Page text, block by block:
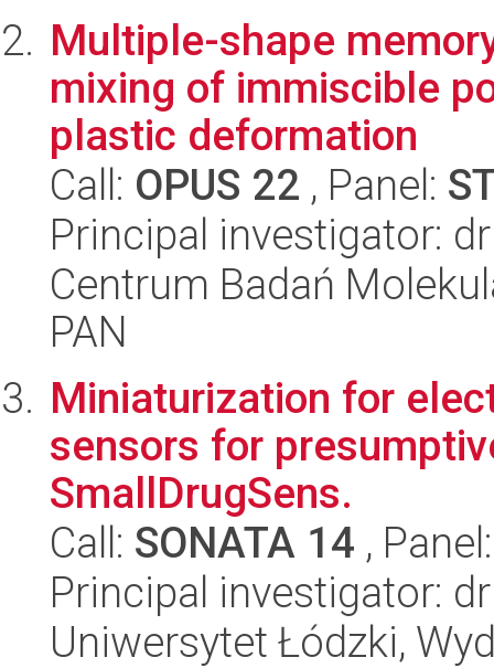
Multiple-shape
mixing of immiscible
plastic deformation
Call: OPUS 22 , Panel:
Principal investigator:
Centrum Badań
PAN
Miniaturization for
sensors for
SmallDrugSens.
Call: SONATA 14 ,
Principal investigator:
Uniwersytet Łódzki,